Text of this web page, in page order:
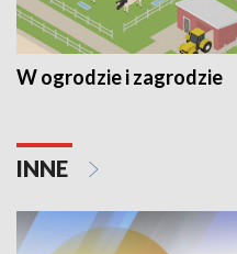
W ogrodzie i zagrodzie
INNE